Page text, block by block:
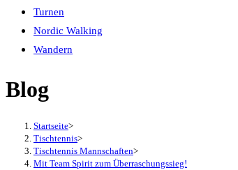
Turnen
Nordic Walking
Wandern
Blog
Startseite>
Tischtennis>
Tischtennis Mannschaften>
Mit Team Spirit zum Überraschungssieg!